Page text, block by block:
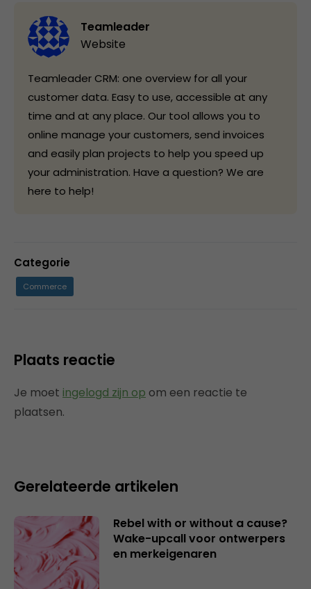
Teamleader
Website
Teamleader CRM: one overview for all your
customer data. Easy to use, accessible at any
time and at any place. Our tool allows you to
online manage your customers, send invoices
and easily plan projects to help you speed up
your administration. Have a question? We are
here to help!
Categorie
Commerce
Plaats reactie
Je moet ingelogd zijn op om een reactie te
plaatsen.
Gerelateerde artikelen
Rebel with or without a cause?
Wake-upcall voor ontwerpers
en merkeigenaren